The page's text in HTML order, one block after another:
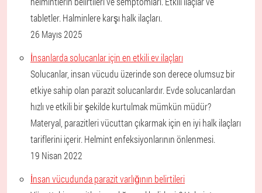
tabletler. Halminlere karşı halk ilaçları.
26 Mayıs 2025
İnsanlarda solucanlar için en etkili ev ilaçları
Solucanlar, insan vücudu üzerinde son derece olumsuz bir
etkiye sahip olan parazit solucanlardır. Evde solucanlardan
hızlı ve etkili bir şekilde kurtulmak mümkün müdür?
Materyal, parazitleri vücuttan çıkarmak için en iyi halk ilaçları
tariflerini içerir. Helmint enfeksiyonlarının önlenmesi.
19 Nisan 2022
İnsan vücudunda parazit varlığının belirtileri